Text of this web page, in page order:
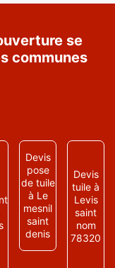
se
communes
Devis
pose
de tuile
à Le
mesnil
saint
denis
Devis
tuile à
Levis
saint
nom
78320